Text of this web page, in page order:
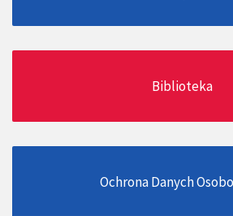
Biblioteka
Ochrona Danych